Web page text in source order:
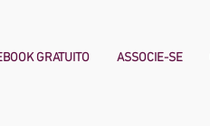
GRATUITO ASSOCIE-SE